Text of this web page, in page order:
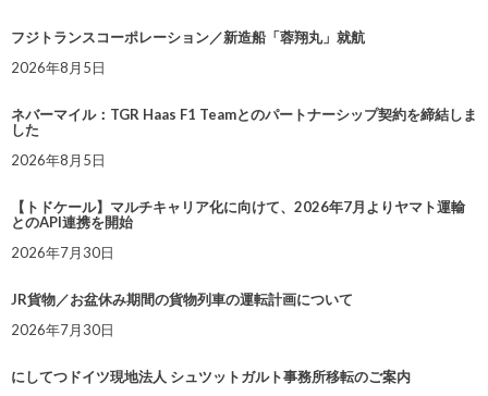
フジトランスコーポレーション／新造船「蓉翔丸」就航
2026年8月5日
ネバーマイル：TGR Haas F1 Teamとのパートナーシップ契約を締結しま
した
2026年8月5日
【トドケール】マルチキャリア化に向けて、2026年7月よりヤマト運輸
とのAPI連携を開始
2026年7月30日
JR貨物／お盆休み期間の貨物列車の運転計画について
2026年7月30日
にしてつドイツ現地法人 シュツットガルト事務所移転のご案内